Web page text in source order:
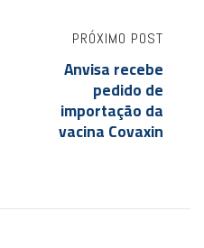
PRÓXIMO POST
Anvisa recebe
pedido de
importação da
vacina Covaxin